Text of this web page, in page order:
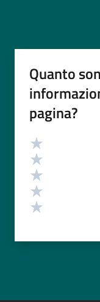
Quanto
pagina?
Valutazione